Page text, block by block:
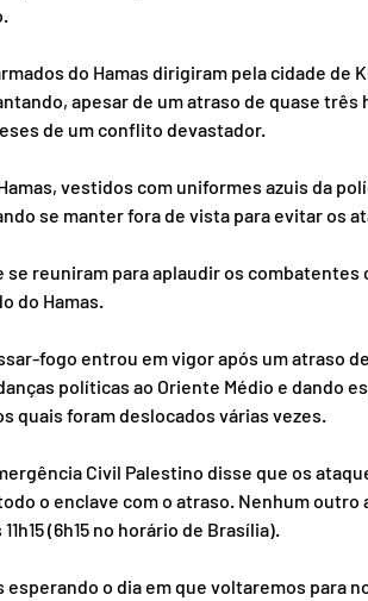
do Hamas dirigiram pela cidade de
apesar de um atraso de quase
de um conflito devastador.
vestidos com uniformes azuis da
se manter fora de vista para evitar os
se reuniram para aplaudir os combatentes
do Hamas.
fogo entrou em vigor após um atraso
políticas ao Oriente Médio e dando
quais foram deslocados várias vezes.
Civil Palestino disse que os
o enclave com o atraso. Nenhum
(6h15 no horário de Brasília).
o dia em que voltaremos para